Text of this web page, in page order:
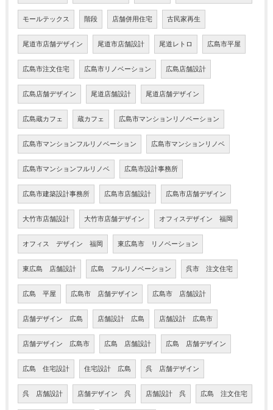
モールテックス 階段 店舗併用住宅 古民家再生
尾道市店舗デザイン 尾道市店舗設計 尾道レトロ 広島市平屋
広島市注文住宅 広島市リノベーション 広島店舗設計
広島店舗デザイン 尾道店舗設計 尾道店舗デザイン
広島蔵カフェ 蔵カフェ 広島市マンションリノベーション
広島市マンションフルリノベーション 広島市マンションリノベ
広島市マンションフルリノベ 広島市設計事務所
広島市建築設計事務所 広島市店舗設計 広島市店舗デザイン
大竹市店舗設計 大竹市店舗デザイン オフィスデザイン 福岡
オフィス デザイン 福岡 東広島市 リノベーション
東広島 店舗設計 広島 フルリノベーション 呉市 注文住宅
広島 平屋 広島市 店舗デザイン 広島市 店舗設計
店舗デザイン 広島 店舗設計 広島 店舗設計 広島市
店舗デザイン 広島市 広島 店舗設計 広島 店舗デザイン
広島 住宅設計 住宅設計 広島 呉 店舗デザイン
呉 店舗設計 店舗デザイン 呉 店舗設計 呉 広島 注文住宅